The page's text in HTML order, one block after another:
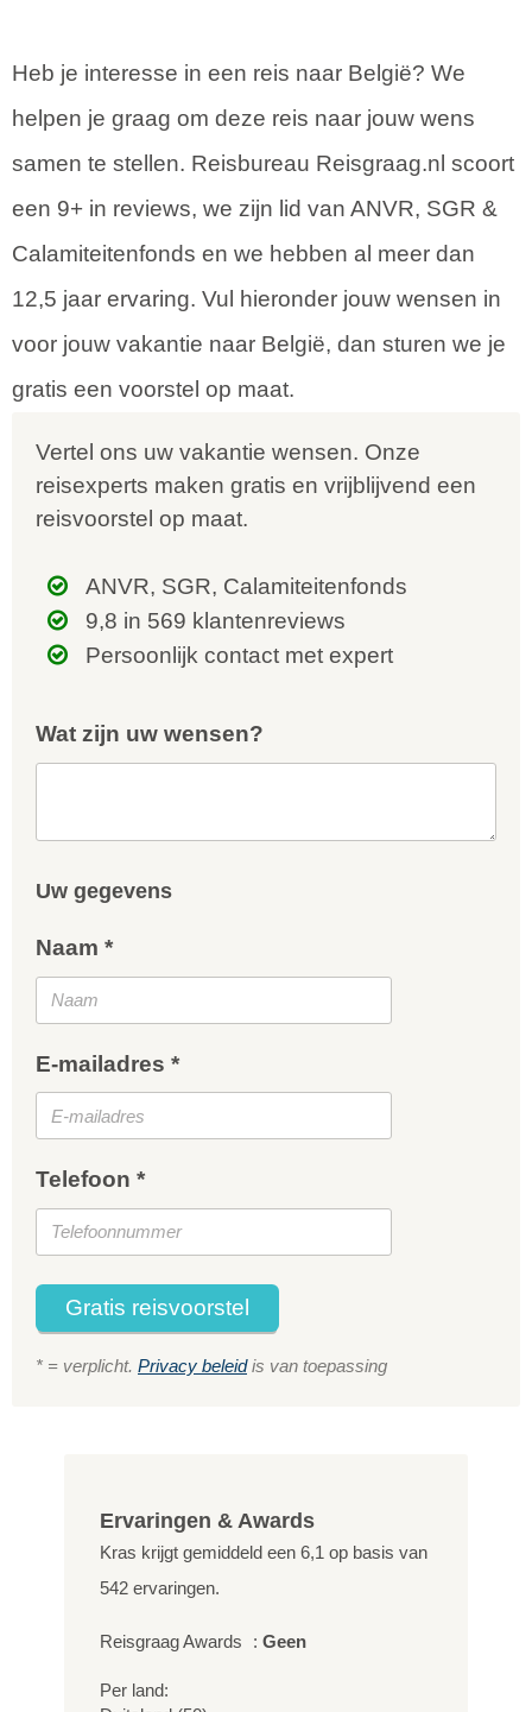
Heb je interesse in een reis naar België? We
helpen je graag om deze reis naar jouw wens
samen te stellen. Reisbureau Reisgraag.nl scoort
een 9+ in reviews, we zijn lid van ANVR, SGR &
Calamiteitenfonds en we hebben al meer dan
12,5 jaar ervaring. Vul hieronder jouw wensen in
voor jouw vakantie naar België, dan sturen we je
gratis een voorstel op maat.
Vertel ons uw vakantie wensen. Onze
reisexperts maken gratis en vrijblijvend een
reisvoorstel op maat.
ANVR, SGR, Calamiteitenfonds
9,8 in 569 klantenreviews
Persoonlijk contact met expert
Wat zijn uw wensen?
Uw gegevens
Naam *
E-mailadres *
Telefoon *
Gratis reisvoorstel
* = verplicht. Privacy beleidis van toepassing
Ervaringen & Awards
Kras krijgt gemiddeld een 6,1 op basis van
542 ervaringen.
Reisgraag Awards : Geen
Per land: